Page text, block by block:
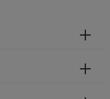
ipsum dolor